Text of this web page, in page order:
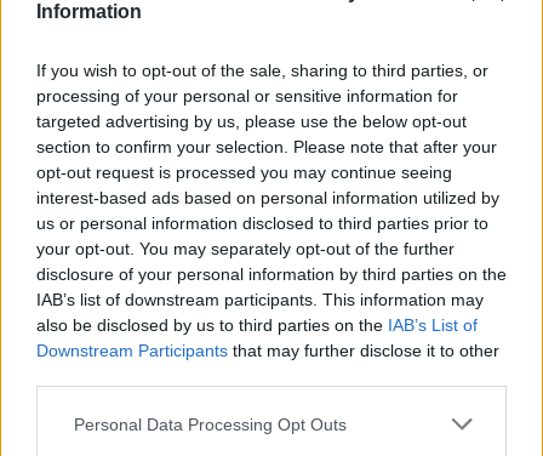
Information
If you wish to opt-out of the sale, sharing to third parties, or
processing of your personal or sensitive information for
targeted advertising by us, please use the below opt-out
section to confirm your selection. Please note that after your
opt-out request is processed you may continue seeing
interest-based ads based on personal information utilized by
us or personal information disclosed to third parties prior to
your opt-out. You may separately opt-out of the further
disclosure of your personal information by third parties on the
IAB’s list of downstream participants. This information may
also be disclosed by us to third parties on the IAB’s List of
Downstream Participants that may further disclose it to other
Personal Data Processing Opt Outs
Vicenza, Gallerie d’Italia aperta e gratis
domenica 2 agosto
1 Agosto 2026
Teatro Popolare Veneto a Val Liona la
tragedia jazz “Così parlò Giosuè” di Artisti
Anonimi
31 Luglio 2026
Vicenza: aperta la mostra “Sacrario del
Pasubio 1926-2026. Memoria di un secolo”